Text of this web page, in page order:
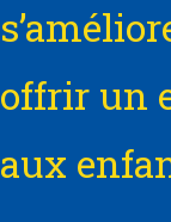
offrir un
aux